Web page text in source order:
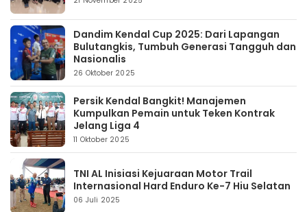
Dandim Kendal Cup 2025: Dari Lapangan
Bulutangkis, Tumbuh Generasi Tangguh dan
Nasionalis
26 Oktober 2025
Persik Kendal Bangkit! Manajemen
Kumpulkan Pemain untuk Teken Kontrak
Jelang Liga 4
11 Oktober 2025
TNI AL Inisiasi Kejuaraan Motor Trail
Internasional Hard Enduro Ke-7 Hiu Selatan
06 Juli 2025